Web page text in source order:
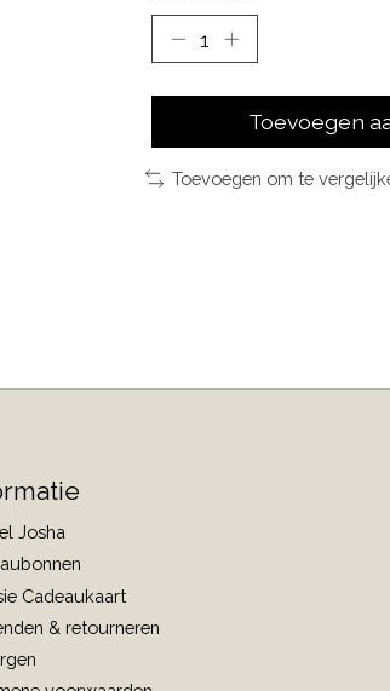
Toevoegen
Toevoegen om te
Josha
Cadeaukaart
& retourneren